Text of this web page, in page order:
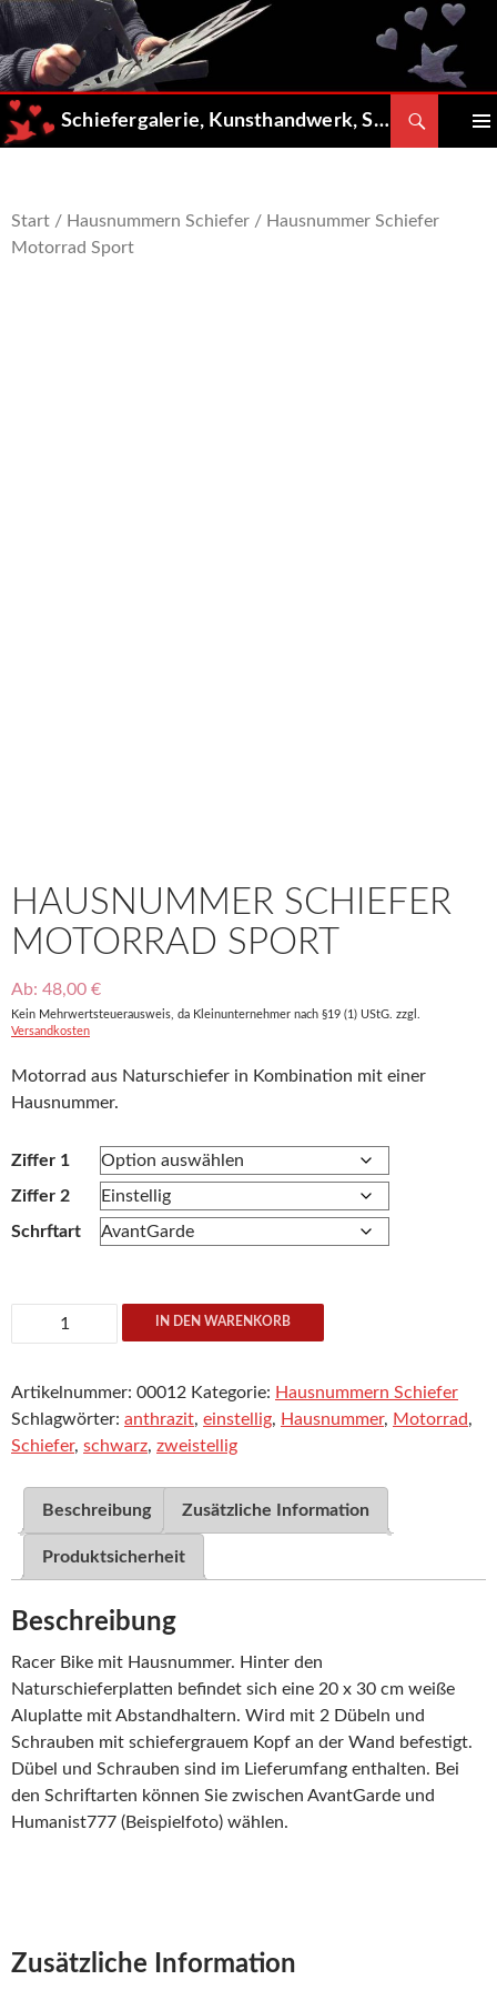
Zum
springen
Schiefergalerie, Kunsthandwerk, Shop
Suchen
Start / Hausnummern Schiefer / Hausnummer Schiefer
Motorrad Sport
HAUSNUMMER SCHIEFER
MOTORRAD SPORT
Ab: 48,00 €
Kein Mehrwertsteuerausweis, da Kleinunternehmer nach §19 (1) UStG. zzgl.
Versandkosten
Motorrad aus Naturschiefer in Kombination mit einer
Hausnummer.
Ziffer 1
Ziffer 2
Schrftart
Hausnummer
Schiefer
Sport
Menge
IN DEN WARENKORB
Artikelnummer: 00012 Kategorie: Hausnummern Schiefer
Schlagwörter: anthrazit, einstellig, Hausnummer, Motorrad,
Schiefer, schwarz, zweistellig
Beschreibung Zusätzliche Information
Produktsicherheit
Beschreibung
Racer Bike mit Hausnummer. Hinter den
Naturschieferplatten befindet sich eine 20 x 30 cm weiße
Aluplatte mit Abstandhaltern. Wird mit 2 Dübeln und
Schrauben mit schiefergrauem Kopf an der Wand befestigt.
Dübel und Schrauben sind im Lieferumfang enthalten. Bei
den Schriftarten können Sie zwischen AvantGarde und
Humanist777 (Beispielfoto) wählen.
Zusätzliche Information